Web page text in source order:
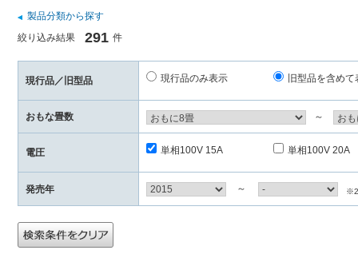
製品分類から探す
絞り込み結果
291 件
現行品／旧型品 現行品のみ表示 旧型品を含めて
おもな畳数 ～
電圧 単相100V 15A 単相100V 20A
発売年 ～